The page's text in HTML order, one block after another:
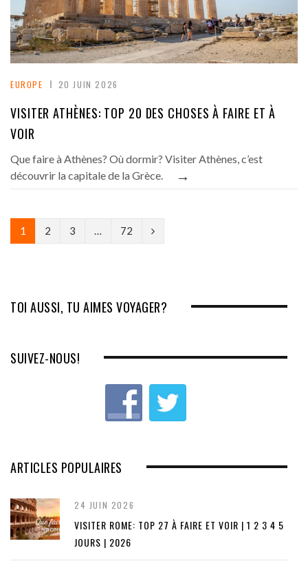
EUROPE 20 JUIN 2026
VISITER ATHÈNES: TOP 20 DES CHOSES À FAIRE ET À
VOIR
Que faire à Athènes? Où dormir? Visiter Athènes, c’est
découvrir la capitale de la Grèce.
→
1 2 3 … 72
N
t
TOI AUSSI, TU AIMES VOYAGER?
SUIVEZ-NOUS!
ARTICLES POPULAIRES
24 JUIN 2026
VISITER ROME: TOP 27 À FAIRE ET VOIR | 1 2 3 4 5
JOURS | 2026